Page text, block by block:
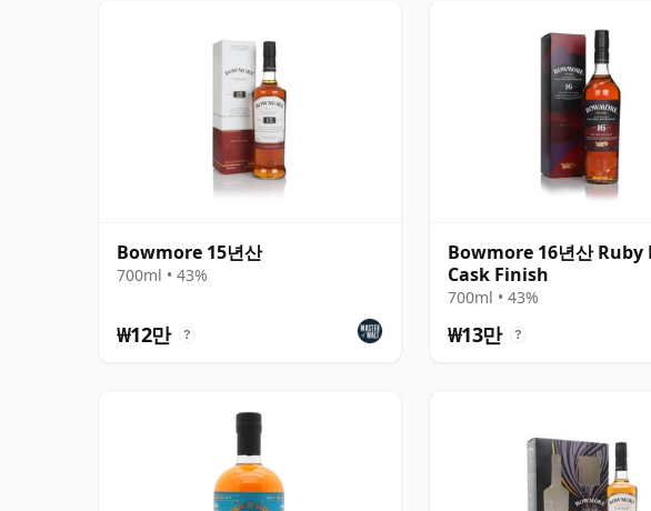
Bowmore 15년산
700ml • 43%
₩12만 ?
Bowmore 16년산 Ruby
Cask Finish
700ml • 43%
₩13만 ?